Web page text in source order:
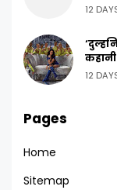
12
कहानी
12
Pages
Home
Sitemap